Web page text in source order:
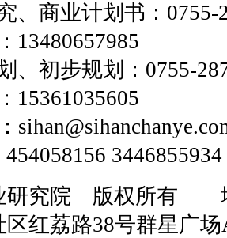
、商业计划书：0755-
13480657985
、初步规划：0755-
15361035605
3446855934
研究院 版权所有
红荔路38号群星广